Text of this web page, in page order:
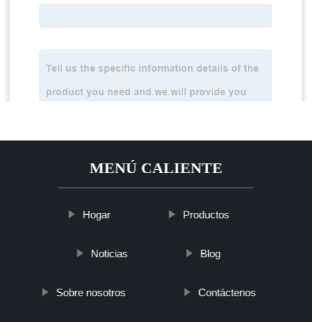
MENÚ CALIENTE
Hogar Productos
Noticias Blog
Sobre nosotros Contáctenos